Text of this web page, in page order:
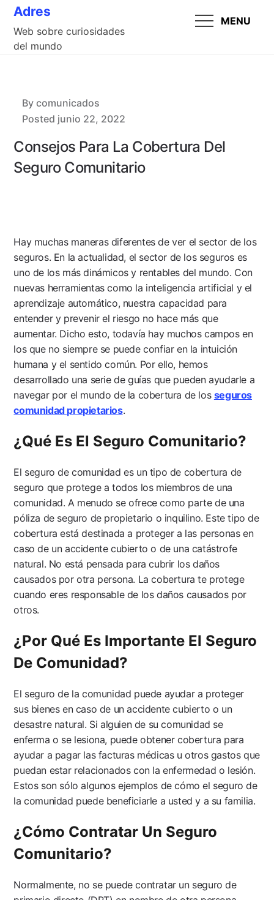
Skip
content
MENU
Adres
Web sobre curiosidades
del mundo
Bycomunicados
Posted junio 22, 2022
Consejos Para La Cobertura Del
Seguro Comunitario
Hay muchas maneras diferentes de ver el sector de los
seguros. En la actualidad, el sector de los seguros es
uno de los más dinámicos y rentables del mundo. Con
nuevas herramientas como la inteligencia artificial y el
aprendizaje automático, nuestra capacidad para
entender y prevenir el riesgo no hace más que
aumentar. Dicho esto, todavía hay muchos campos en
los que no siempre se puede confiar en la intuición
humana y el sentido común. Por ello, hemos
desarrollado una serie de guías que pueden ayudarle a
navegar por el mundo de la cobertura de los seguros
comunidad propietarios.
¿Qué Es El Seguro Comunitario?
El seguro de comunidad es un tipo de cobertura de
seguro que protege a todos los miembros de una
comunidad. A menudo se ofrece como parte de una
póliza de seguro de propietario o inquilino. Este tipo de
cobertura está destinada a proteger a las personas en
caso de un accidente cubierto o de una catástrofe
natural. No está pensada para cubrir los daños
causados por otra persona. La cobertura te protege
cuando eres responsable de los daños causados por
otros.
¿Por Qué Es Importante El Seguro
De Comunidad?
El seguro de la comunidad puede ayudar a proteger
sus bienes en caso de un accidente cubierto o un
desastre natural. Si alguien de su comunidad se
enferma o se lesiona, puede obtener cobertura para
ayudar a pagar las facturas médicas u otros gastos que
puedan estar relacionados con la enfermedad o lesión.
Estos son sólo algunos ejemplos de cómo el seguro de
la comunidad puede beneficiarle a usted y a su familia.
¿Cómo Contratar Un Seguro
Comunitario?
Normalmente, no se puede contratar un seguro de